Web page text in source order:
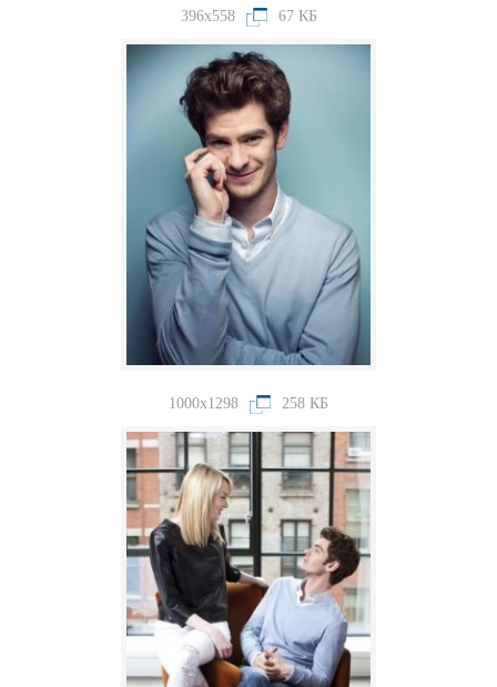
396x558 67 КБ
1000x1298 258 КБ